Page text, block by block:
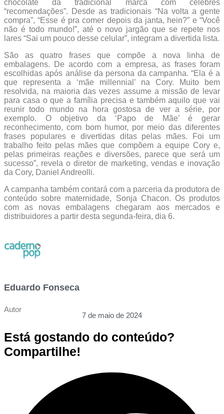
chocolate da tradicional marca com célebres
“recomendações”. Desde as tradicionais “Na volta a gente
compra”, “Esse é pra comer depois da janta, hein?” e “Você
não é todo mundo!”, até o novo jargão que se repete nos
lares “Sai um pouco desse celular”, integram a divertida lista.
São as quatro frases que compõe a nova linha de
embalagens. De acordo com a empresa, as frases foram
escolhidas após análise da persona da campanha. “Ela é a
que representa a ‘mãe millennial’ na Cory. Muito bem
resolvida, na maioria das vezes assume a missão de levar
para casa o que a família precisa e também aquilo que vai
reunir todo mundo na hora gostosa de ver a série, por
exemplo. O objetivo da ‘Papo de Mãe’ é gerar
reconhecimento, com bom humor, por meio das diferentes
frases populares e divertidas ditas pelas mães. Foi um
trabalho feito pelas mães que compõem a equipe Cory e,
pelas primeiras reações e diversões, parece que será um
sucesso”, revela o diretor de marketing, vendas e inovação
da Cory, Daniel Andreolli.
A campanha também contará com a parceria da produtora de
conteúdo sobre maternidade, Sonja Chacon. Os produtos
com as novas embalagens chegaram aos mercados e
distribuidores a partir desta segunda-feira, dia 6.
Eduardo Fonseca
Autor
7 de maio de 2024
Está gostando do conteúdo?
Compartilhe!